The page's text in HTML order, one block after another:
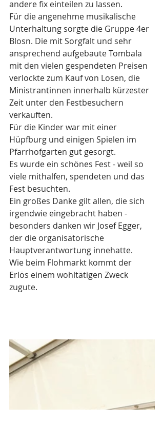
andere fix einteilen zu lassen.
Für die angenehme musikalische
Unterhaltung sorgte die Gruppe 4er
Blosn. Die mit Sorgfalt und sehr
ansprechend aufgebaute Tombala
mit den vielen gespendeten Preisen
verlockte zum Kauf von Losen, die
Ministrantinnen innerhalb kürzester
Zeit unter den Festbesuchern
verkauften.
Für die Kinder war mit einer
Hüpfburg und einigen Spielen im
Pfarrhofgarten gut gesorgt.
Es wurde ein schönes Fest - weil so
viele mithalfen, spendeten und das
Fest besuchten.
Ein großes Danke gilt allen, die sich
irgendwie eingebracht haben -
besonders danken wir Josef Egger,
der die organisatorische
Hauptverantwortung innehatte.
Wie beim Flohmarkt kommt der
Erlös einem wohltätigen Zweck
zugute.